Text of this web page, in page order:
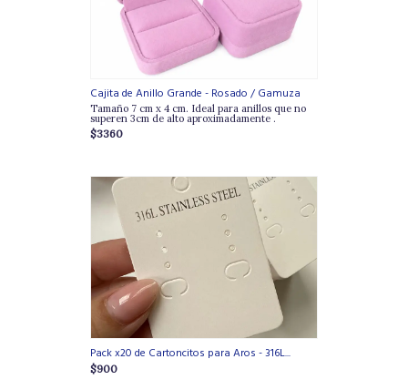
Cajita de Anillo Grande - Rosado / Gamuza
Tamaño 7 cm x 4 cm. Ideal para anillos que no
superen 3cm de alto aproximadamente .
$3360
Pack x20 de Cartoncitos para Aros - 316L...
$900